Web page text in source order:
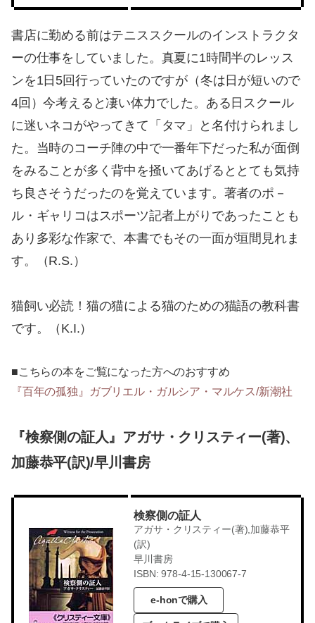
書店に勤める前はテニススクールのインストラクタ
ーの仕事をしていました。真夏に1時間半のレッス
ンを1日5回行っていたのですが（冬は日が短いので
4回）今考えると凄い体力でした。ある日スクール
に迷いネコがやってきて「タマ」と名付けられまし
た。当時のコーチ陣の中で一番年下だった私が面倒
をみることが多く背中を掻いてあげるととても気持
ち良さそうだったのを覚えています。著者のポ－
ル・ギャリコはスポーツ記者上がりであったことも
あり多彩な作家で、本書でもその一面が垣間見れま
す。（R.S.）
猫飼い必読！猫の猫による猫のための猫語の教科書
です。（K.I.）
■こちらの本をご覧になった方へのおすすめ
『百年の孤独』ガブリエル・ガルシア・マルケス/新潮社
『検察側の証人』アガサ・クリスティー(著)、
加藤恭平(訳)/早川書房
検察側の証人
アガサ・クリスティー(著),加藤恭平
(訳)
早川書房
ISBN: 978-4-15-130067-7
e-honで購入